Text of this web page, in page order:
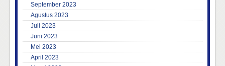
September 2023
Agustus 2023
Juli 2023
Juni 2023
Mei 2023
April 2023